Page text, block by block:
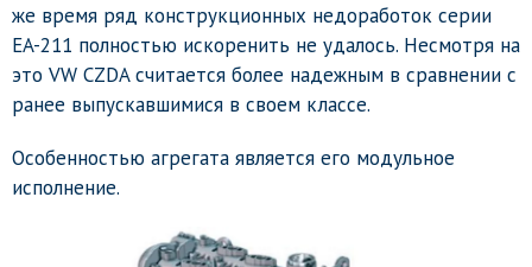
же время ряд конструкционных недоработок серии
EA-211 полностью искоренить не удалось. Несмотря на
это VW CZDA считается более надежным в сравнении с
ранее выпускавшимися в своем классе.
Особенностью агрегата является его модульное
исполнение.